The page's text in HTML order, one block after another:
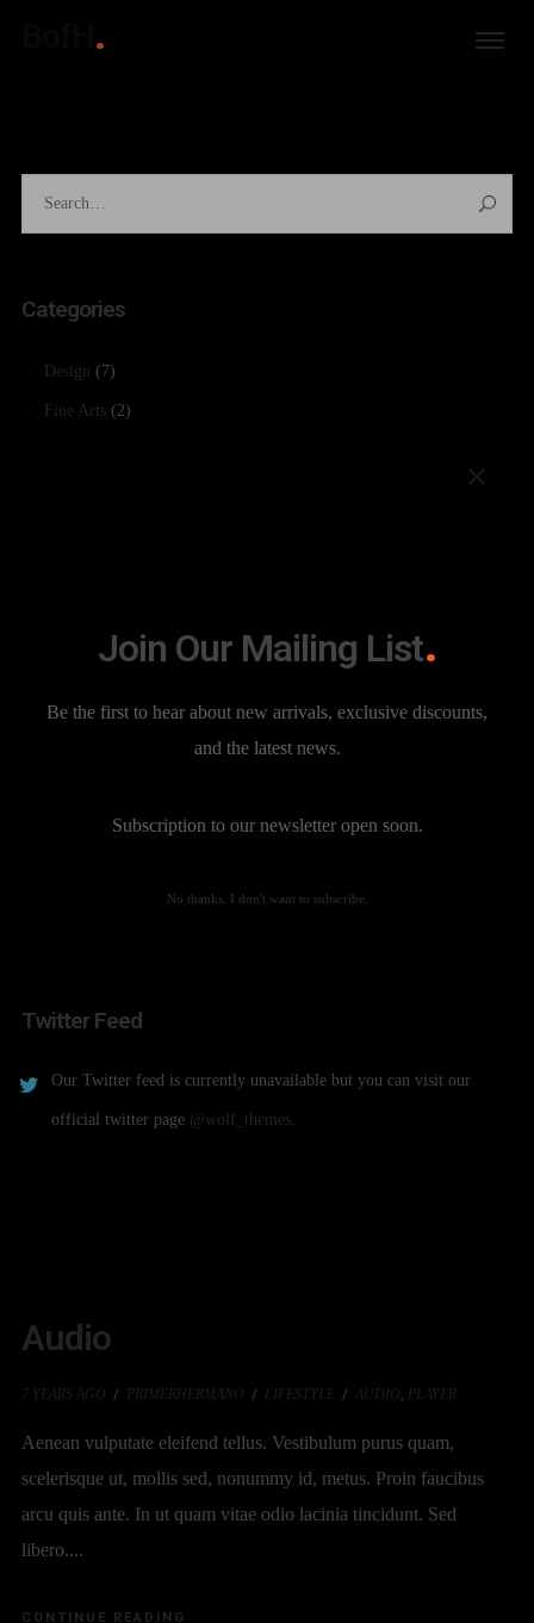
Join Our Mailing List
Be the first to hear about new arrivals, exclusive discounts,
and the latest news.
Subscription to our newsletter open soon.
No thanks. I don't want to subscribe.
Categories
Design (7)
Fine Arts(2)
Uncategorized(3)
beach blank custom layout design eat
player quotes sea standard
Twitter Feed
Our Twitter feed is currently unavailable but you can visit our
official twitter page @wolf_themes.
Audio
7 YEARS AGO PRIMERHERMANO LIFESTYLE AUDIO, PLAYER
Aenean vulputate eleifend tellus. Vestibulum purus quam,
scelerisque ut, mollis sed, nonummy id, metus. Proin faucibus
arcu quis ante. In ut quam vitae odio lacinia tincidunt. Sed
libero....
CONTINUE READING